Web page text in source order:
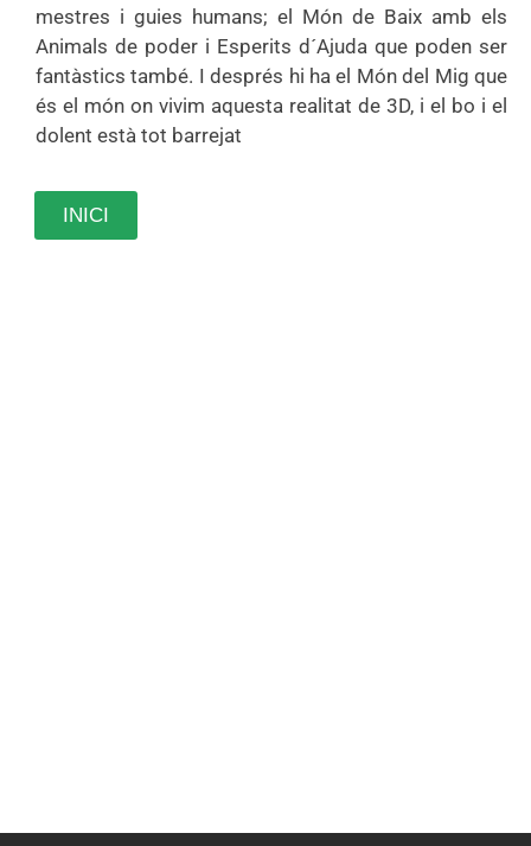
mestres i guies humans; el Món de Baix amb els
Animals de poder i Esperits d´Ajuda que poden ser
fantàstics també. I després hi ha el Món del Mig que
és el món on vivim aquesta realitat de 3D, i el bo i el
dolent està tot barrejat
INICI